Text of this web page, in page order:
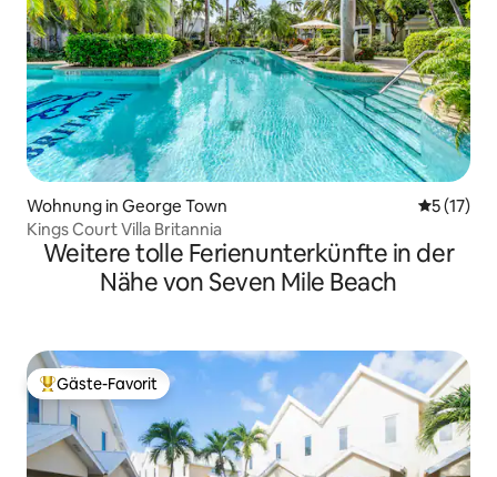
Wohnung in George Town
5 (17)
Kings Court Villa Britannia
Weitere tolle Ferienunterkünfte in der
Nähe von Seven Mile Beach
Beliebter Gäste-Favorit.
Gäste-Favorit